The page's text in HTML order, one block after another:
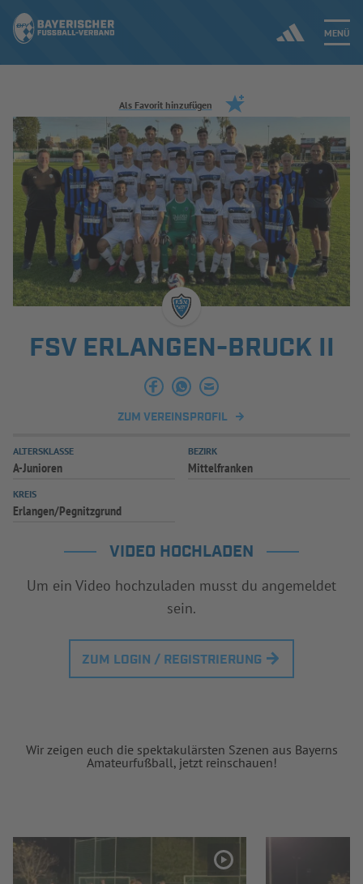
MENÜ
Jetzt einloggen
ERGEBNISSE & WETTBEWERBE
NEUIGKEITEN
SPIELBETRIEB & VERBANDSLEBEN
AUSBILDUNG & FÖRDERUNG
INFOTHEK SPIELPLUS
Als Favorit hinzufügen
FSV ERLANGEN-BRUCK II
ZUM VEREINSPROFIL
ALTERSKLASSE
A-Junioren
BEZIRK
Mittelfranken
KREIS
Erlangen/Pegnitzgrund
VIDEO HOCHLADEN
Um ein Video hochzuladen musst du angemeldet
sein.
ZUM LOGIN / REGISTRIERUNG
Wir zeigen euch die spektakulärsten Szenen aus Bayerns
Amateurfußball, jetzt reinschauen!